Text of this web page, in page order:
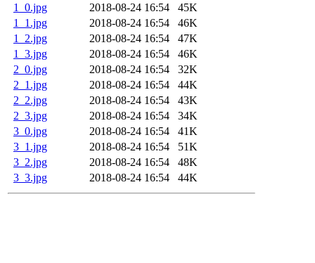
1_0.jpg
2018-08-24 16:54
45K
1_1.jpg
2018-08-24 16:54
46K
1_2.jpg
2018-08-24 16:54
47K
1_3.jpg
2018-08-24 16:54
46K
2_0.jpg
2018-08-24 16:54
32K
2_1.jpg
2018-08-24 16:54
44K
2_2.jpg
2018-08-24 16:54
43K
2_3.jpg
2018-08-24 16:54
34K
3_0.jpg
2018-08-24 16:54
41K
3_1.jpg
2018-08-24 16:54
51K
3_2.jpg
2018-08-24 16:54
48K
3_3.jpg
2018-08-24 16:54 44K